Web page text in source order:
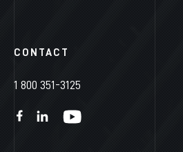
CONTACT
1 800 351-3125